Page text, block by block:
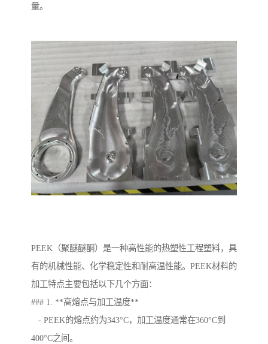
量。
PEEK（聚醚醚酮）是一种高性能的热塑性工程塑料，具
有的机械性能、化学稳定性和耐高温性能。PEEK材料的
加工特点主要包括以下几个方面：
### 1. **高熔点与加工温度**
- PEEK的熔点约为343°C，加工温度通常在360°C到
400°C之间。